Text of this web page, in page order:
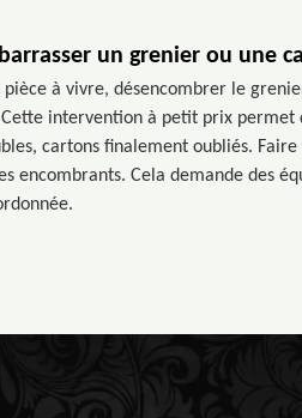
un grenier ou une
à vivre, désencombrer le
intervention à petit prix
cartons finalement oubliés.
encombrants. Cela demande des